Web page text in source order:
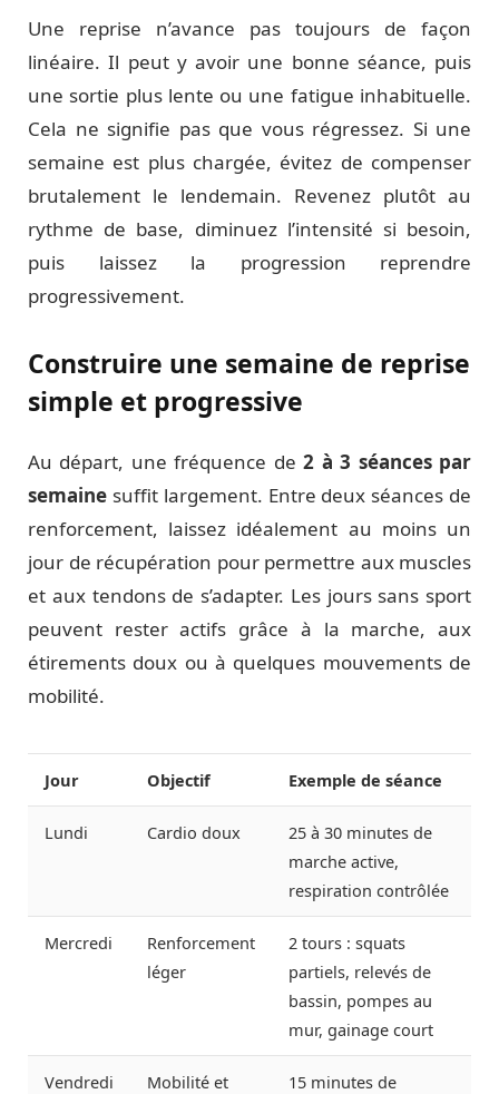
Une reprise n’avance pas toujours de façon
linéaire. Il peut y avoir une bonne séance, puis
une sortie plus lente ou une fatigue inhabituelle.
Cela ne signifie pas que vous régressez. Si une
semaine est plus chargée, évitez de compenser
brutalement le lendemain. Revenez plutôt au
rythme de base, diminuez l’intensité si besoin,
puis laissez la progression reprendre
progressivement.
Construire une semaine de reprise
simple et progressive
Au départ, une fréquence de2 à 3 séances par
semaine suffit largement. Entre deux séances de
renforcement, laissez idéalement au moins un
jour de récupération pour permettre aux muscles
et aux tendons de s’adapter. Les jours sans sport
peuvent rester actifs grâce à la marche, aux
étirements doux ou à quelques mouvements de
mobilité.
Jour Objectif Exemple de séance
Lundi Cardio doux
25 à 30 minutes de
marche active,
respiration contrôlée
Mercredi
Renforcement
léger
2 tours : squats
partiels, relevés de
bassin, pompes au
mur, gainage court
Vendredi
Mobilité et
15 minutes de